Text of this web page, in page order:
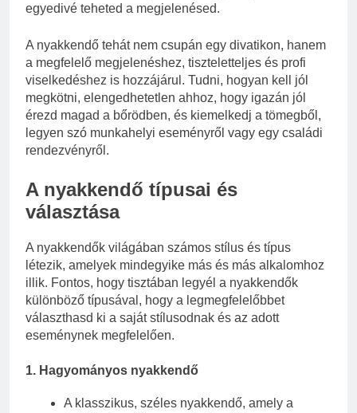
egyedivé teheted a megjelenésed.
A nyakkendő tehát nem csupán egy divatikon, hanem
a megfelelő megjelenéshez, tiszteletteljes és profi
viselkedéshez is hozzájárul. Tudni, hogyan kell jól
megkötni, elengedhetetlen ahhoz, hogy igazán jól
érezd magad a bőrödben, és kiemelkedj a tömegből,
legyen szó munkahelyi eseményről vagy egy családi
rendezvényről.
A nyakkendő típusai és
választása
A nyakkendők világában számos stílus és típus
létezik, amelyek mindegyike más és más alkalomhoz
illik. Fontos, hogy tisztában legyél a nyakkendők
különböző típusával, hogy a legmegfelelőbbet
választhasd ki a saját stílusodnak és az adott
eseménynek megfelelően.
1. Hagyományos nyakkendő
A klasszikus, széles nyakkendő, amely a